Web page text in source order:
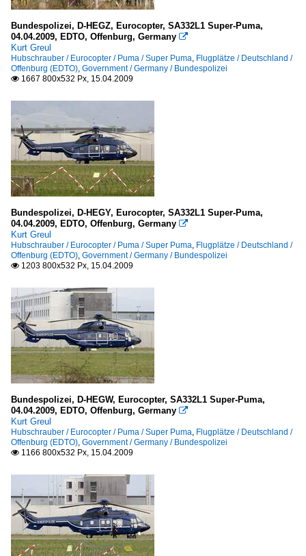
Bundespolizei, D-HEGZ, Eurocopter, SA332L1 Super-Puma,
04.04.2009, EDTO, Offenburg, Germany 
Kurt Greul
Hubschrauber / Eurocopter / Puma / Super Puma, Flugplätze / Deutschland /
Offenburg (EDTO), Government / Germany / Bundespolizei
 1667 800x532 Px, 15.04.2009
Bundespolizei, D-HEGY, Eurocopter, SA332L1 Super-Puma,
04.04.2009, EDTO, Offenburg, Germany 
Kurt Greul
Hubschrauber / Eurocopter / Puma / Super Puma, Flugplätze / Deutschland /
Offenburg (EDTO), Government / Germany / Bundespolizei
 1203 800x532 Px, 15.04.2009
Bundespolizei, D-HEGW, Eurocopter, SA332L1 Super-Puma,
04.04.2009, EDTO, Offenburg, Germany 
Kurt Greul
Hubschrauber / Eurocopter / Puma / Super Puma, Flugplätze / Deutschland /
Offenburg (EDTO), Government / Germany / Bundespolizei
 1166 800x532 Px, 15.04.2009